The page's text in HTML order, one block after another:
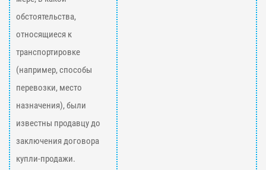
обстоятельства,
относящиеся к
транспортировке
(например, способы
перевозки, место
назначения), были
известны продавцу до
заключения договора
купли-продажи.